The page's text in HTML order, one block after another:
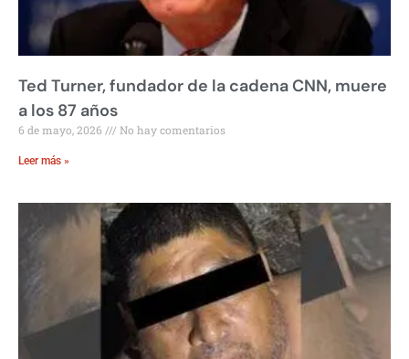
Ted Turner, fundador de la cadena CNN, muere
a los 87 años
6 de mayo, 2026 No hay comentarios
Leer más »